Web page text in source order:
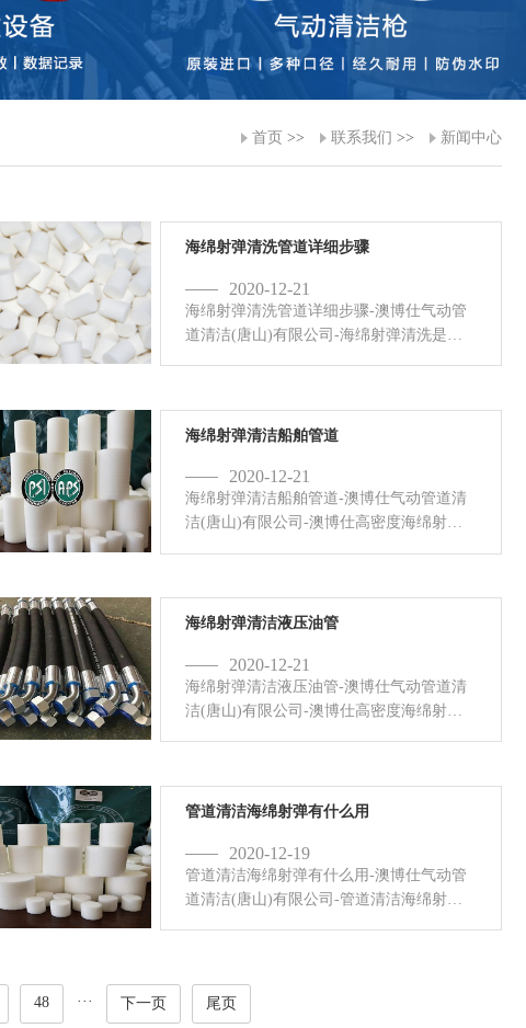
首页 >> 联系我们 >> 新闻中心
海绵射弹清洗管道详细步骤
2020-12-21
海绵射弹清洗管道详细步骤-澳博仕气动管
道清洁(唐山)有限公司-海绵射弹清洗是目
择普通空压机即可，保持4-8...
海绵射弹清洁船舶管道
2020-12-21
海绵射弹清洁船舶管道-澳博仕气动管道清
洁(唐山)有限公司-澳博仕高密度海绵射弹
型管道等。所以对海绵射弹质量要求高，
劣质海绵射弹不仅不能起到清洁作用，反
响。请认准正品澳博仕PSI高...
海绵射弹清洁液压油管
2020-12-21
海绵射弹清洁液压油管-澳博仕气动管道清
洁(唐山)有限公司-澳博仕高密度海绵射弹
在。在机械各部件运动过...
管道清洁海绵射弹有什么用
2020-12-19
管道清洁海绵射弹有什么用-澳博仕气动管
道清洁(唐山)有限公司-管道清洁海绵射弹
48 ··· 下一页 尾页